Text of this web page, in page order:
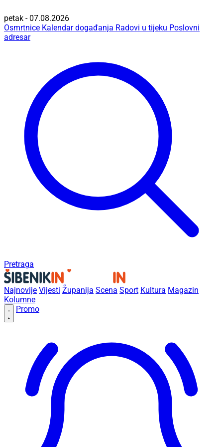
petak - 07.08.2026
Osmrtnice Kalendar događanja Radovi u tijeku Poslovni
adresar
Pretraga
Najnovije Vijesti Županija Scena Sport Kultura Magazin
Kolumne
Promo